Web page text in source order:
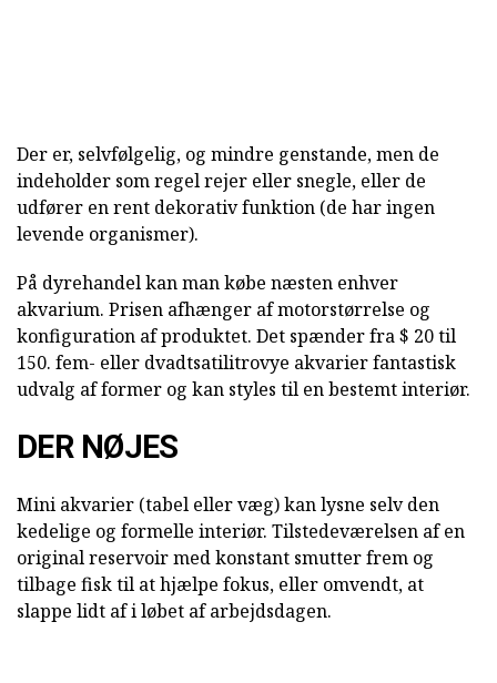
Der er, selvfølgelig, og mindre genstande, men de
indeholder som regel rejer eller snegle, eller de
udfører en rent dekorativ funktion (de har ingen
levende organismer).
På dyrehandel kan man købe næsten enhver
akvarium. Prisen afhænger af motorstørrelse og
konfiguration af produktet. Det spænder fra $ 20 til
150. fem- eller dvadtsatilitrovye akvarier fantastisk
udvalg af former og kan styles til en bestemt interiør.
DER NØJES
Mini akvarier (tabel eller væg) kan lysne selv den
kedelige og formelle interiør. Tilstedeværelsen af en
original reservoir med konstant smutter frem og
tilbage fisk til at hjælpe fokus, eller omvendt, at
slappe lidt af i løbet af arbejdsdagen.